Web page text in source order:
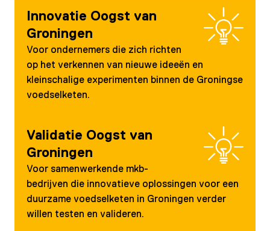
Innovatie Oogst van
Groningen
Voor ondernemers die zich richten
op het verkennen van nieuwe ideeën en
kleinschalige experimenten binnen de Groningse
voedselketen.
Validatie Oogst van
Groningen
Voor samenwerkende mkb-
bedrijven die innovatieve oplossingen voor een
duurzame voedselketen in Groningen verder
willen testen en valideren.